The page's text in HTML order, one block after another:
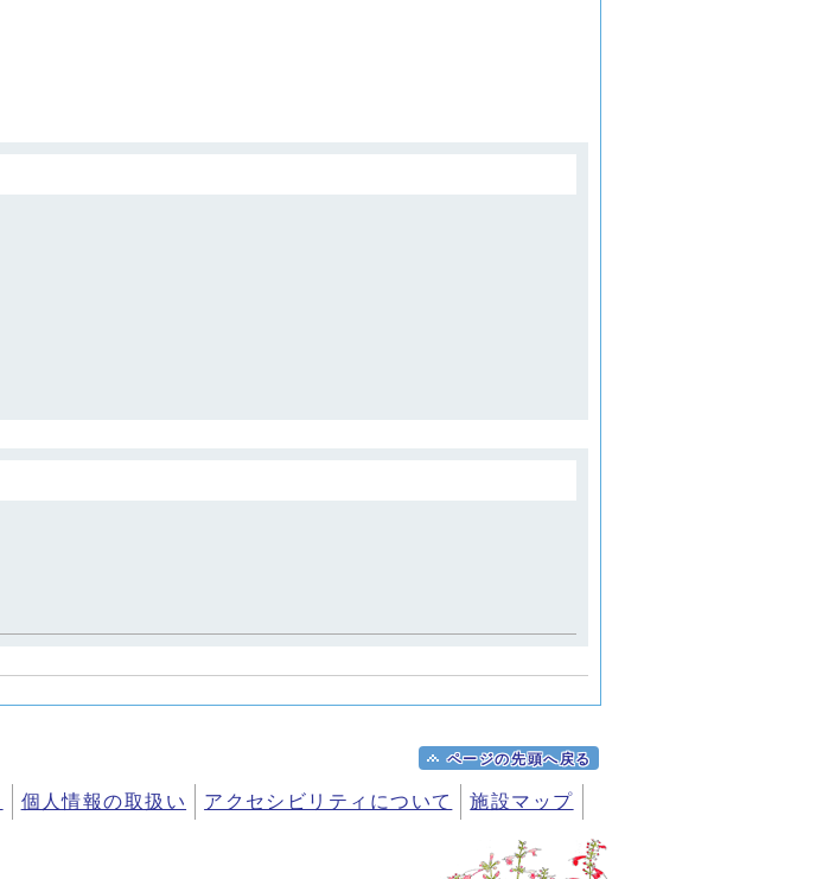
ページの先頭へ戻る
個人情報の取扱い アクセシビリティについて 施設マップ